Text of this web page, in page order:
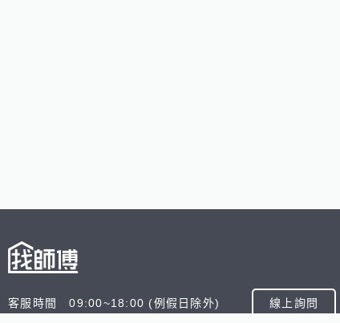
客服時間 09:00~18:00 (例假日除外) 線上詢問